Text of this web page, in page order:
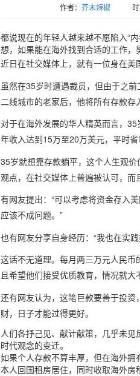
作者： 芥末辣椒
都说现在的年轻人越来越不愿陷入“
想，如果能在海外找到合适的工作，
近日在社交媒体上，就有一位身在美
虽然在35岁时遭遇裁员，但由于之
二线城市的老家后，他将所有存款存
对于在海外发展的华人精英而言，
年收入达到15万至20万美元，平时
35岁就想靠存款躺平，这个人生观
观点，在社交媒体上普遍被认可，而
有网友提出： “可以考虑将资金存入
应该不成问题。”
也有网友分享自身经历： “我也在实
这话不无道理。每月两三万元人民
且希望他们接受优质教育，情况就大
还有网友认为，这笔巨款要善于投资
财，日子才能过得更好。
人们各抒己见、献计献策，几乎未
时代观念的变迁。
如果个人存款不算丰厚，但在海外拥
本人回国租房居住，同时收取海外房